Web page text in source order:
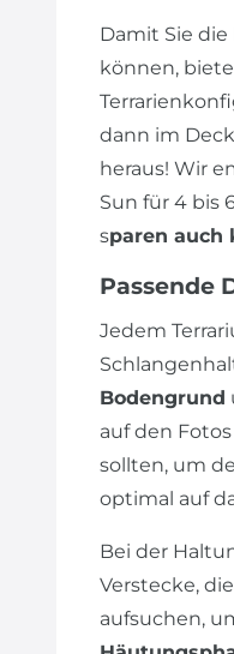
Damit Sie
können,
dann im
heraus! Wir
Sun für 4 bis
sparen auch
Passende
Jedem
Bodengrund
auf den
sollten, um
optimal auf
Bei der
Verstecke,
aufsuchen,